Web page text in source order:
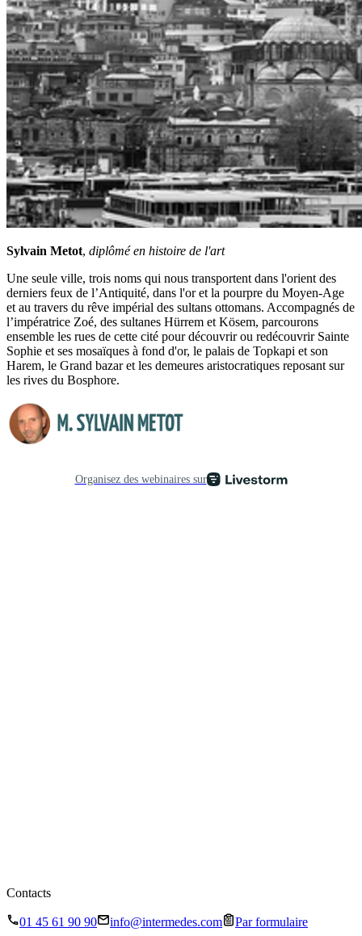
Sylvain Metot, diplômé en histoire de l'art
Une seule ville, trois noms qui nous transportent dans l'orient des
derniers feux de l’Antiquité, dans l'or et la pourpre du Moyen-Age
et au travers du rêve impérial des sultans ottomans. Accompagnés de
l’impératrice Zoé, des sultanes Hürrem et Kösem, parcourons
ensemble les rues de cette cité pour découvrir ou redécouvrir Sainte
Sophie et ses mosaïques à fond d'or, le palais de Topkapi et son
Harem, le Grand bazar et les demeures aristocratiques reposant sur
les rives du Bosphore.
Contacts
01 45 61 90 90 info@intermedes.com Par formulaire